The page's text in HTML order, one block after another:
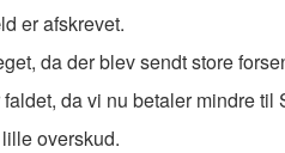
er afskrevet.
da der blev sendt store
da vi nu betaler mindre til
overskud.